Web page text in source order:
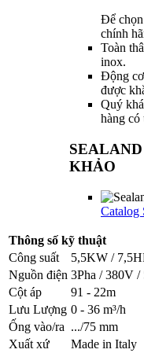
Để
chính
Toàn
inox.
Động
được
Quý
hàng có
KHẢO
Catalog
Thông số kỹ thuật
Công suất
5,5KW /
Nguồn điện 3Pha / 380V /
Cột áp
91 - 22m
Lưu Lượng 0 - 36 m³/h
Ống vào/ra .../75 mm
Xuất xứ
Made in Italy